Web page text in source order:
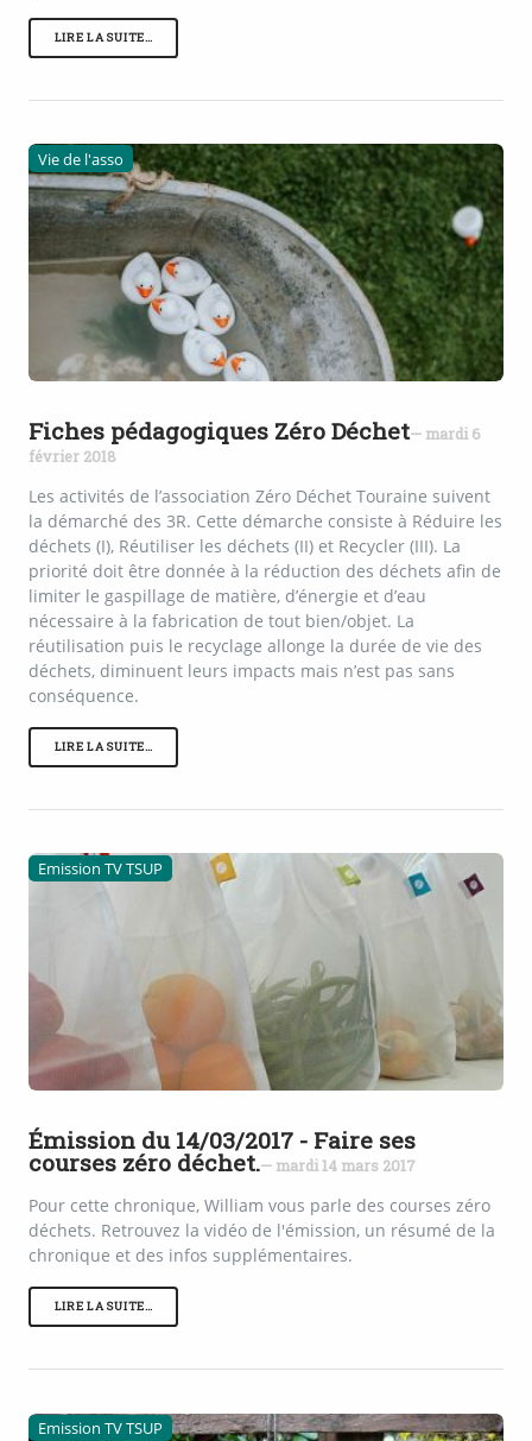
LIRE LA SUITE…
Vie de l'asso
Fiches pédagogiques Zéro Déchet— mardi 6
février 2018
Les activités de l’association Zéro Déchet Touraine suivent
la démarché des 3R. Cette démarche consiste à Réduire les
déchets (I), Réutiliser les déchets (II) et Recycler (III). La
priorité doit être donnée à la réduction des déchets afin de
limiter le gaspillage de matière, d’énergie et d’eau
nécessaire à la fabrication de tout bien/objet. La
réutilisation puis le recyclage allonge la durée de vie des
déchets, diminuent leurs impacts mais n’est pas sans
conséquence.
LIRE LA SUITE…
Emission TV TSUP
Émission du 14/03/2017 - Faire ses
courses zéro déchet.— mardi 14 mars 2017
Pour cette chronique, William vous parle des courses zéro
déchets. Retrouvez la vidéo de l'émission, un résumé de la
chronique et des infos supplémentaires.
LIRE LA SUITE…
Emission TV TSUP